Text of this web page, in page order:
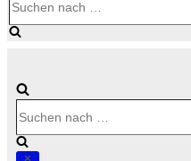
nach …
nach …